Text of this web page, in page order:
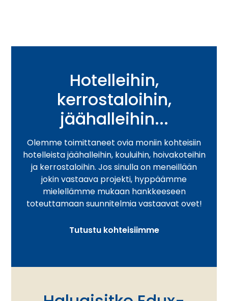
Hotelleihin,
kerrostaloihin,
jäähalleihin...
Olemme toimittaneet ovia moniin kohteisiin
hotelleista jäähalleihin, kouluihin, hoivakoteihin
ja kerrostaloihin. Jos sinulla on meneillään
jokin vastaava projekti, hyppäämme
mielellämme mukaan hankkeeseen
toteuttamaan suunnitelmia vastaavat ovet!
Tutustu kohteisiimme